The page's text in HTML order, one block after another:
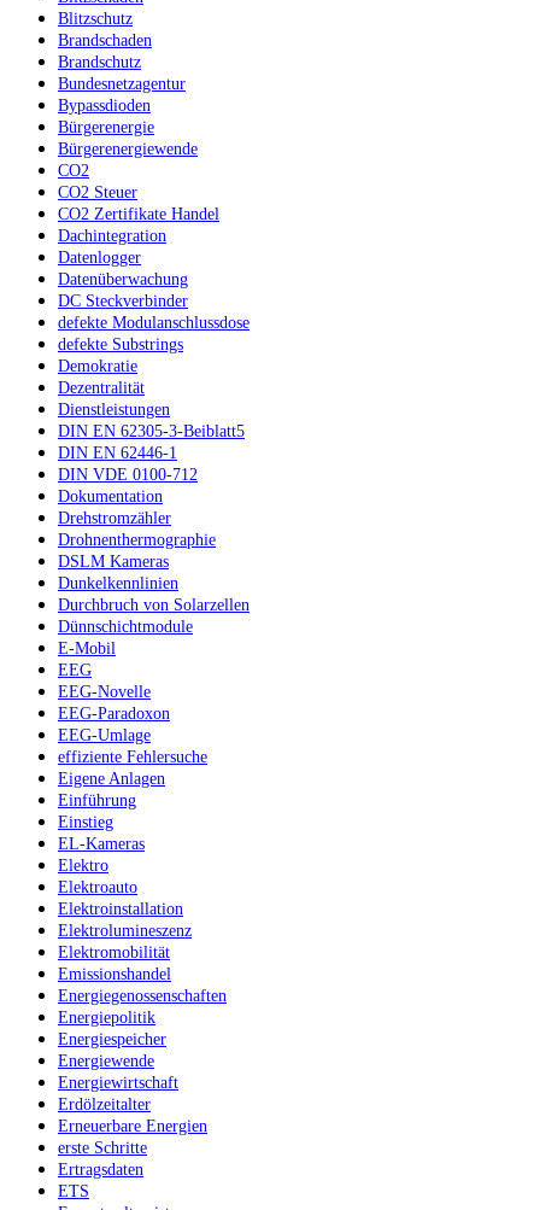
Blitzschutz
Brandschaden
Brandschutz
Bundesnetzagentur
Bypassdioden
Bürgerenergie
Bürgerenergiewende
CO2
CO2 Steuer
CO2 Zertifikate Handel
Dachintegration
Datenlogger
Datenüberwachung
DC Steckverbinder
defekte Modulanschlussdose
defekte Substrings
Demokratie
Dezentralität
Dienstleistungen
DIN EN 62305-3-Beiblatt5
DIN EN 62446-1
DIN VDE 0100-712
Dokumentation
Drehstromzähler
Drohnenthermographie
DSLM Kameras
Dunkelkennlinien
Durchbruch von Solarzellen
Dünnschichtmodule
E-Mobil
EEG
EEG-Novelle
EEG-Paradoxon
EEG-Umlage
effiziente Fehlersuche
Eigene Anlagen
Einführung
Einstieg
EL-Kameras
Elektro
Elektroauto
Elektroinstallation
Elektrolumineszenz
Elektromobilität
Emissionshandel
Energiegenossenschaften
Energiepolitik
Energiespeicher
Energiewende
Energiewirtschaft
Erdölzeitalter
Erneuerbare Energien
erste Schritte
Ertragsdaten
ETS